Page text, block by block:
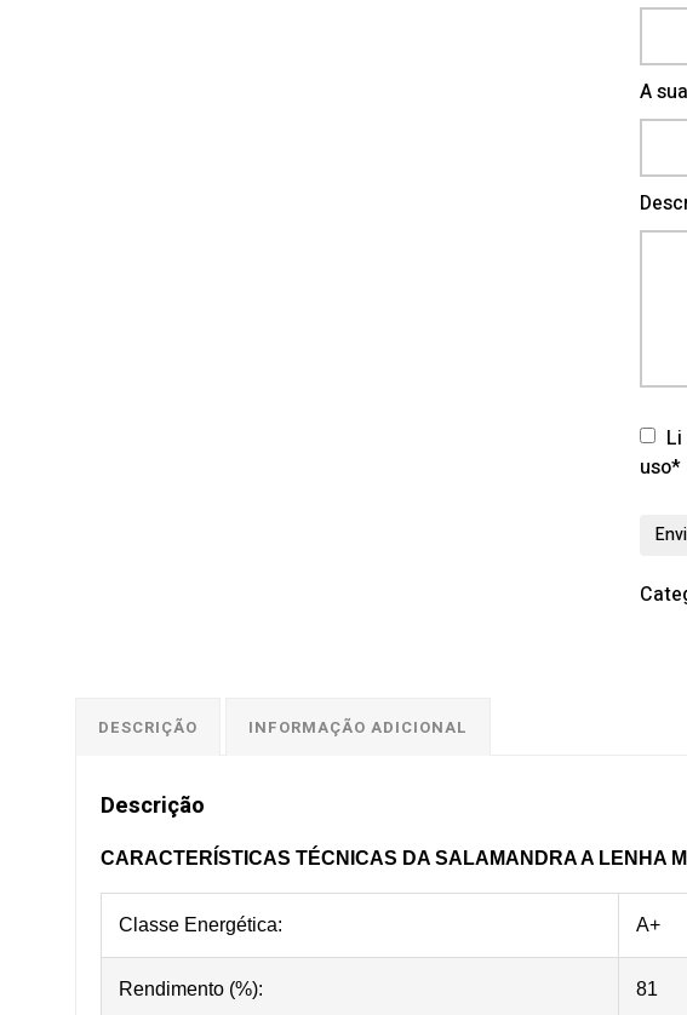
A
uso*
DESCRIÇÃO INFORMAÇÃO ADICIONAL
Descrição
CARACTERÍSTICAS TÉCNICAS DA SALAMANDRA A LENHA
Classe Energética: A+
Rendimento (%): 81